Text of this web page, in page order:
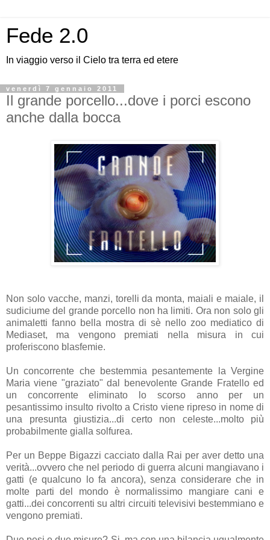
Fede 2.0
In viaggio verso il Cielo tra terra ed etere
venerdì 7 gennaio 2011
Il grande porcello...dove i porci escono
anche dalla bocca
Non solo vacche, manzi, torelli da monta, maiali e maiale, il
sudiciume del grande porcello non ha limiti. Ora non solo gli
animaletti fanno bella mostra di sè nello zoo mediatico di
Mediaset, ma vengono premiati nella misura in cui
proferiscono blasfemie.
Un concorrente che bestemmia pesantemente la Vergine
Maria viene "graziato" dal benevolente Grande Fratello ed
un concorrente eliminato lo scorso anno per un
pesantissimo insulto rivolto a Cristo viene ripreso in nome di
una presunta giustizia...di certo non celeste...molto più
probabilmente gialla solfurea.
Per un Beppe Bigazzi cacciato dalla Rai per aver detto una
verità...ovvero che nel periodo di guerra alcuni mangiavano i
gatti (e qualcuno lo fa ancora), senza considerare che in
molte parti del mondo è normalissimo mangiare cani e
gatti...dei concorrenti su altri circuiti televisivi bestemmiano e
vengono premiati.